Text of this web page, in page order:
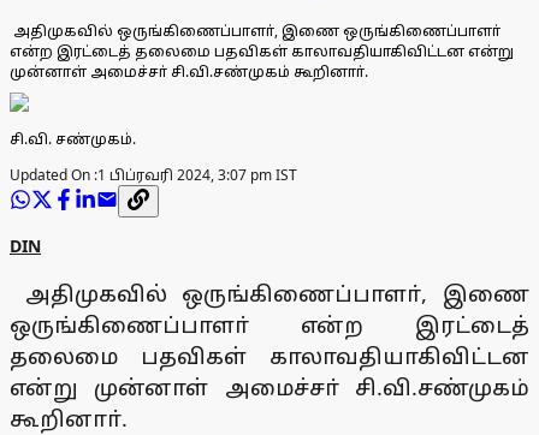
அதிமுகவில் ஒருங்கிணைப்பாளா், இணை ஒருங்கிணைப்பாளா்
என்ற இரட்டைத் தலைமை பதவிகள் காலாவதியாகிவிட்டன என்று
முன்னாள் அமைச்சா் சி.வி.சண்முகம் கூறினாா்.
சி.வி. சண்முகம்.
Updated On :1 பிப்ரவரி 2024, 3:07 pm IST
DIN
அதிமுகவில் ஒருங்கிணைப்பாளா், இணை
ஒருங்கிணைப்பாளா் என்ற இரட்டைத்
தலைமை பதவிகள் காலாவதியாகிவிட்டன
என்று முன்னாள் அமைச்சா் சி.வி.சண்முகம்
கூறினாா்.